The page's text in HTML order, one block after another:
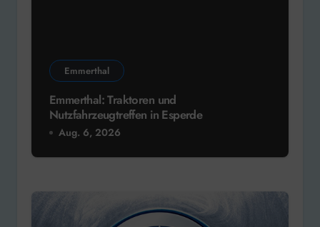
Emmerthal
Emmerthal: Traktoren und
Nutzfahrzeugtreffen in Esperde
Aug. 6, 2026